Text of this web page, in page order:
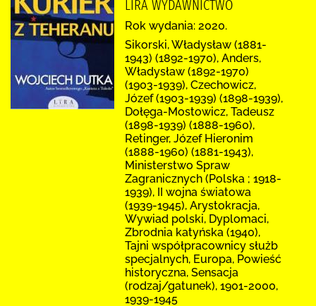
LIRA WYDAWNICTWO
Rok wydania: 2020.
Sikorski, Władysław (1881-
1943) (1892-1970), Anders,
Władysław (1892-1970)
(1903-1939), Czechowicz,
Józef (1903-1939) (1898-1939),
Dołęga-Mostowicz, Tadeusz
(1898-1939) (1888-1960),
Retinger, Józef Hieronim
(1888-1960) (1881-1943),
Ministerstwo Spraw
Zagranicznych (Polska ; 1918-
1939), II wojna światowa
(1939-1945), Arystokracja,
Wywiad polski, Dyplomaci,
Zbrodnia katyńska (1940),
Tajni współpracownicy służb
specjalnych, Europa, Powieść
historyczna, Sensacja
(rodzaj/gatunek), 1901-2000,
1939-1945